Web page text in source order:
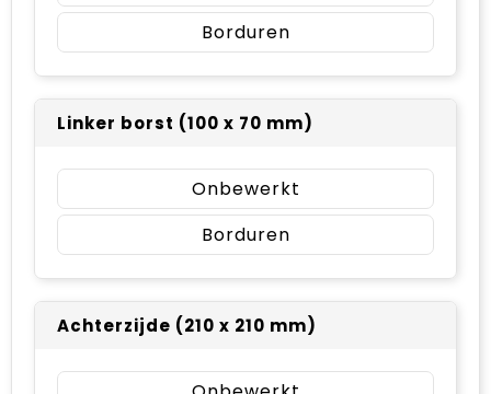
Borduren
Linker borst (100 x 70 mm)
Onbewerkt
Borduren
Achterzijde (210 x 210 mm)